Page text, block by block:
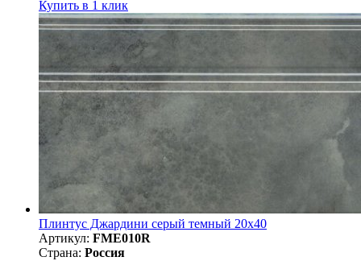
Купить в 1 клик
Плинтус Джардини серый темный 20x40
Артикул: FME010R
Страна: Россия